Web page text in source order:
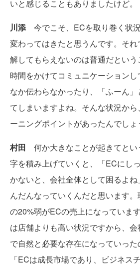
いと感じることもありましたけど。
川添 今でこそ、ECを取り巻く状
変わってはきたと思うんです。そ
解してもらえないのは普通だという
時間をかけてコミュニケーション
なか伝わらなかったり、「ふーん
てしまいますよね。そんな状況か
ーニングポイントがあったんでしょ
村田 何か大きなことが起きてとい
字を積み上げていくと、「ECにし
かないと、会社全体として困るよ
んだんなっていくんだと思います
の20%弱がECの売上になっていま
は店舗よりも高い状況ですから、
で自然と必要な存在になっていった
「ECは成長市場であり、ビジネス